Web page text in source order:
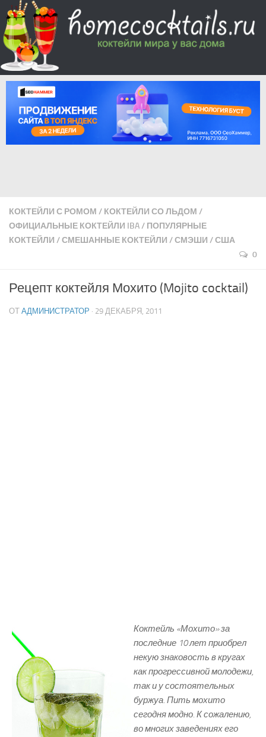
КОКТЕЙЛИ С РОМОМ / КОКТЕЙЛИ СО ЛЬДОМ /
ОФИЦИАЛЬНЫЕ КОКТЕЙЛИ IBA/ ПОПУЛЯРНЫЕ
КОКТЕЙЛИ /СМЕШАННЫЕ КОКТЕЙЛИ /СМЭШИ /США
0
Рецепт коктейля Мохито (Mojito cocktail)
ОТ АДМИНИСТРАТОР · 29 ДЕКАБРЯ, 2011
Коктейль «Мохито» за
последние 10 лет приобрел
некую знаковость в кругах
как прогрессивной молодежи,
так и у состоятельных
буржуа. Пить мохито
сегодня модно. К сожалению,
во многих заведениях его